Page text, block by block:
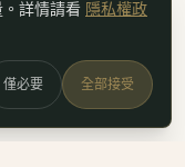
詳情請看 隱私權政
僅必要 全部接受